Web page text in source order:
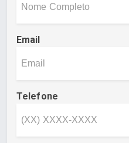
Email
Telefone